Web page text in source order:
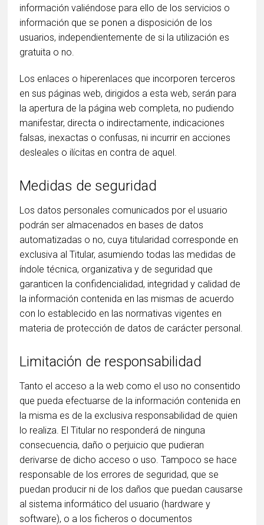
información valiéndose para ello de los servicios o
información que se ponen a disposición de los
usuarios, independientemente de si la utilización es
gratuita o no.
Los enlaces o hiperenlaces que incorporen terceros
en sus páginas web, dirigidos a esta web, serán para
la apertura de la página web completa, no pudiendo
manifestar, directa o indirectamente, indicaciones
falsas, inexactas o confusas, ni incurrir en acciones
desleales o ilícitas en contra de aquel.
Medidas de seguridad
Los datos personales comunicados por el usuario
podrán ser almacenados en bases de datos
automatizadas o no, cuya titularidad corresponde en
exclusiva al Titular, asumiendo todas las medidas de
índole técnica, organizativa y de seguridad que
garanticen la confidencialidad, integridad y calidad de
la información contenida en las mismas de acuerdo
con lo establecido en las normativas vigentes en
materia de protección de datos de carácter personal.
Limitación de responsabilidad
Tanto el acceso a la web como el uso no consentido
que pueda efectuarse de la información contenida en
la misma es de la exclusiva responsabilidad de quien
lo realiza. El Titular no responderá de ninguna
consecuencia, daño o perjuicio que pudieran
derivarse de dicho acceso o uso. Tampoco se hace
responsable de los errores de seguridad, que se
puedan producir ni de los daños que puedan causarse
al sistema informático del usuario (hardware y
software), o a los ficheros o documentos